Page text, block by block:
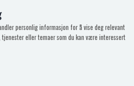
personlig informasjon for å vise deg relevant
tjenester eller temaer som du kan være interessert